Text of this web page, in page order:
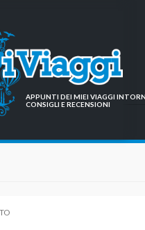
APPUNTI DEI MIEI VIAGGI
CONSIGLI E RECENSIONI